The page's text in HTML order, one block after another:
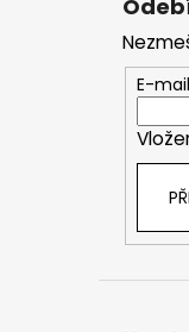
E-mail